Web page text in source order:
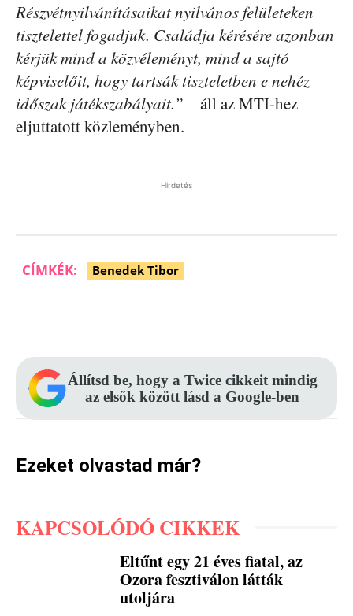
Részvétnyilvánításaikat nyilvános felületeken
tisztelettel fogadjuk. Családja kérésére azonban
kérjük mind a közvéleményt, mind a sajtó
képviselőit, hogy tartsák tiszteletben e nehéz
időszak játékszabályait.” – áll az MTI-hez
eljuttatott közleményben.
Hirdetés
CÍMKÉK: Benedek Tibor
Állítsd be, hogy a Twice cikkeit mindig
az elsők között lásd a Google-ben
Ezeket olvastad már?
KAPCSOLÓDÓ CIKKEK
Eltűnt egy 21 éves fiatal, az
Ozora fesztiválon látták
utoljára